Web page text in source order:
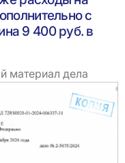
с
9 400 руб. в
материал дела